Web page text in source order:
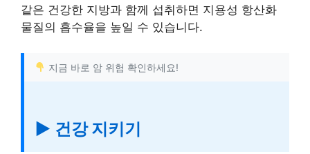
같은 건강한 지방과 함께 섭취하면 지용성 항산화
물질의 흡수율을 높일 수 있습니다.
지금 바로 암 위험 확인하세요!
▶ 건강 지키기